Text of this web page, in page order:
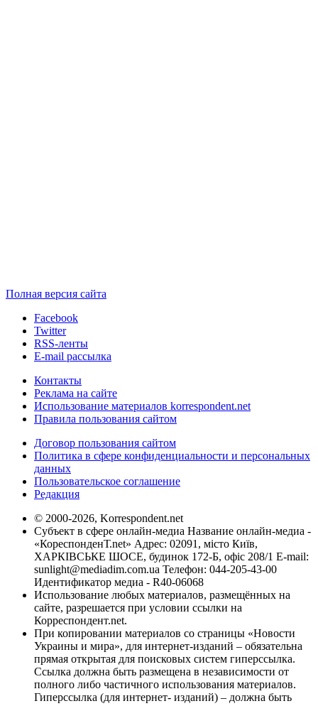
Полная версия сайта
Facebook
Twitter
RSS-ленты
E-mail рассылка
Контакты
Реклама на сайте
Использование материалов korrespondent.net
Правила пользования сайтом
Договор пользования сайтом
Политика в сфере конфиденциальности и персональных
данных
Пользовательское соглашение
Редакция
© 2000-2026, Korrespondent.net
Субъект в сфере онлайн-медиа Название онлайн-медиа -
«КореспонденТ.net» Адрес: 02091, місто Київ,
ХАРКІВСЬКЕ ШОСЕ, будинок 172-Б, офіс 208/1 E-mail:
sunlight@mediadim.com.ua Телефон: 044-205-43-00
Идентификатор медиа - R40-06068
Использование любых материалов, размещённых на
сайте, разрешается при условии ссылки на
Корреспондент.net.
При копировании материалов со страницы «Новости
Украины и мира», для интернет-изданий – обязательна
прямая открытая для поисковых систем гиперссылка.
Ссылка должна быть размещена в независимости от
полного либо частичного использования материалов.
Гиперссылка (для интернет- изданий) – должна быть